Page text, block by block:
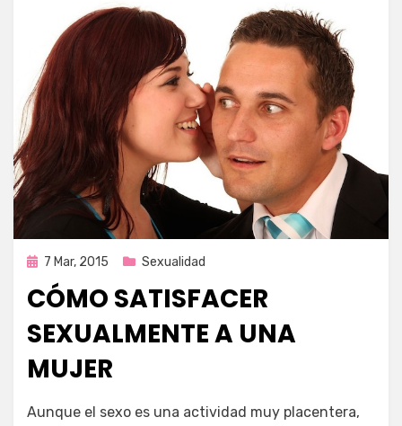
Publicada
7 Mar, 2015 Sexualidad
CÓMO SATISFACER
SEXUALMENTE A UNA
MUJER
Enrique
Aunque el sexo es una actividad muy placentera,